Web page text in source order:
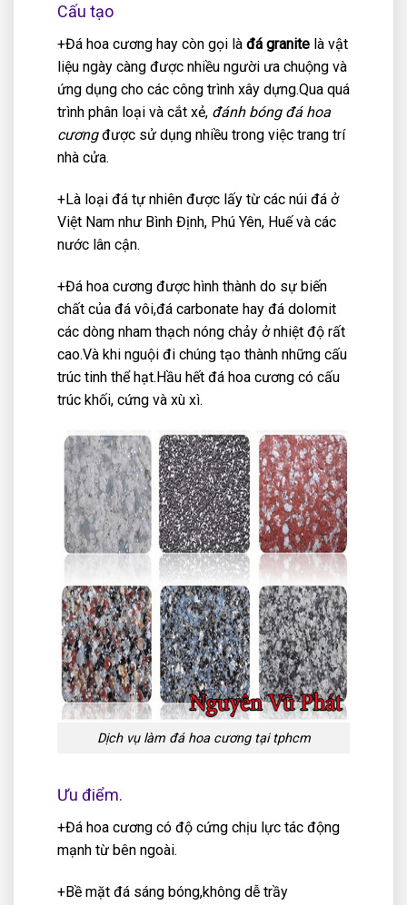
Cấu tạo
+Đá hoa cương hay còn gọi là đá granite là vật
liệu ngày càng được nhiều người ưa chuộng và
ứng dụng cho các công trình xây dựng.Qua quá
trình phân loại và cắt xẻ, đánh bóng đá hoa
cươngđược sử dụng nhiều trong việc trang trí
nhà cửa.
+Là loại đá tự nhiên được lấy từ các núi đá ở
Việt Nam như Bình Định, Phú Yên, Huế và các
nước lân cận.
+Đá hoa cương được hình thành do sự biến
chất của đá vôi,đá carbonate hay đá dolomit
các dòng nham thạch nóng chảy ở nhiệt độ rất
cao.Và khi nguội đi chúng tạo thành những cấu
trúc tinh thể hạt.Hầu hết đá hoa cương có cấu
trúc khối, cứng và xù xì.
Dịch vụ làm đá hoa cương tại tphcm
Ưu điểm.
+Đá hoa cương có độ cứng chịu lực tác động
mạnh từ bên ngoài.
+Bề mặt đá sáng bóng,không dễ trầy